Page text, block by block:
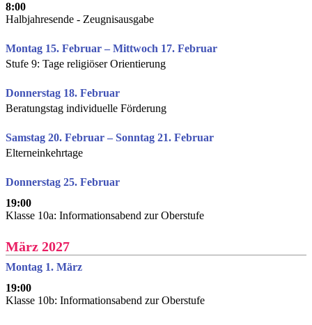
8:00
Halbjahresende - Zeugnisausgabe
Montag 15. Februar – Mittwoch 17. Februar
Stufe 9: Tage religiöser Orientierung
Donnerstag 18. Februar
Beratungstag individuelle Förderung
Samstag 20. Februar – Sonntag 21. Februar
Elterneinkehrtage
Donnerstag 25. Februar
19:00
Klasse 10a: Informationsabend zur Oberstufe
März 2027
Montag 1. März
19:00
Klasse 10b: Informationsabend zur Oberstufe